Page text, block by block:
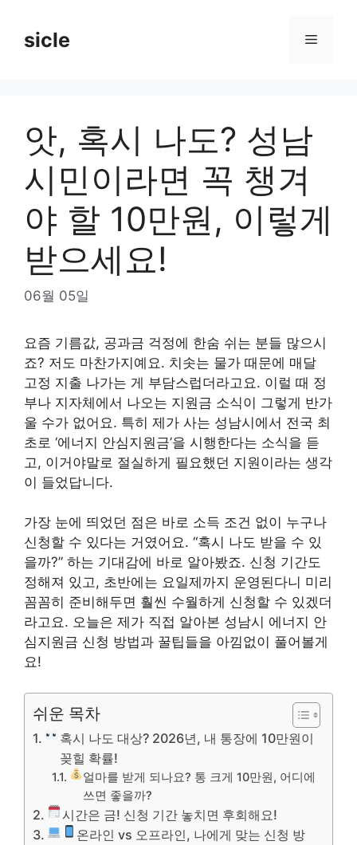
contentsicle Menu
앗, 혹시 나도? 성남
시민이라면 꼭 챙겨
야 할 10만원, 이렇게
받으세요!
06월 05일
요즘 기름값, 공과금 걱정에 한숨 쉬는 분들 많으시
죠? 저도 마찬가지예요. 치솟는 물가 때문에 매달
고정 지출 나가는 게 부담스럽더라고요. 이럴 때 정
부나 지자체에서 나오는 지원금 소식이 그렇게 반가
울 수가 없어요. 특히 제가 사는 성남시에서 전국 최
초로 ‘에너지 안심지원금’을 시행한다는 소식을 듣
고, 이거야말로 절실하게 필요했던 지원이라는 생각
이 들었답니다.
가장 눈에 띄었던 점은 바로 소득 조건 없이 누구나
신청할 수 있다는 거였어요. “혹시 나도 받을 수 있
을까?” 하는 기대감에 바로 알아봤죠. 신청 기간도
정해져 있고, 초반에는 요일제까지 운영된다니 미리
꼼꼼히 준비해두면 훨씬 수월하게 신청할 수 있겠더
라고요. 오늘은 제가 직접 알아본 성남시 에너지 안
심지원금 신청 방법과 꿀팁들을 아낌없이 풀어볼게
요!
쉬운 목차
혹시 나도 대상? 2026년, 내 통장에 10만원이
꽂힐 확률!
얼마를 받게 되나요? 통 크게 10만원, 어디에
쓰면 좋을까?
시간은 금! 신청 기간 놓치면 후회해요!
온라인 vs 오프라인, 나에게 맞는 신청 방